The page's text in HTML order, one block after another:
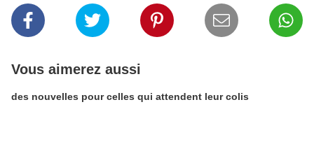
Vous aimerez aussi
des nouvelles pour celles qui attendent leur colis